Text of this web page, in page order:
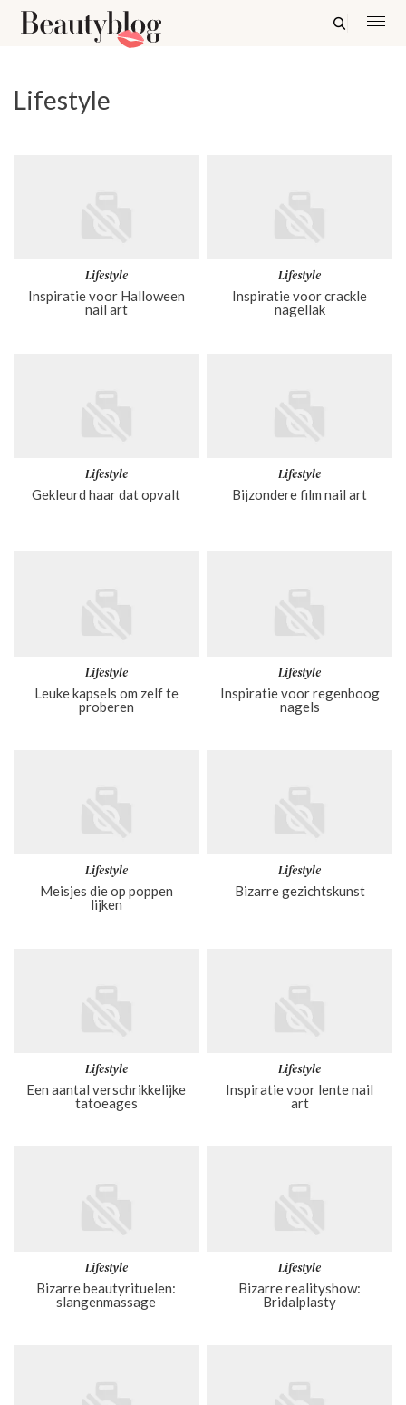
Lifestyle
Lifestyle
Inspiratie voor Halloween
nail art
Lifestyle
Inspiratie voor crackle
nagellak
Lifestyle
Gekleurd haar dat opvalt
Lifestyle
Bijzondere film nail art
Lifestyle
Leuke kapsels om zelf te
proberen
Lifestyle
Inspiratie voor regenboog
nagels
Lifestyle
Meisjes die op poppen
lijken
Lifestyle
Bizarre gezichtskunst
Lifestyle
Een aantal verschrikkelijke
tatoeages
Lifestyle
Inspiratie voor lente nail
art
Lifestyle
Bizarre beautyrituelen:
slangenmassage
Lifestyle
Bizarre realityshow:
Bridalplasty